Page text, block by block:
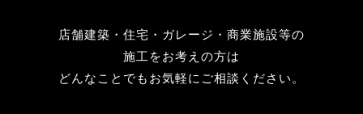
店舗建築・住宅・ガレージ・商業施設等の
施工をお考えの方は
どんなことでもお気軽にご相談ください。